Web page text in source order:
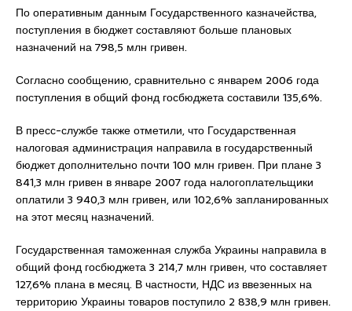
По оперативным данным Государственного казначейства,
поступления в бюджет составляют больше плановых
назначений на 798,5 млн гривен.
Согласно сообщению, сравнительно с январем 2006 года
поступления в общий фонд госбюджета составили 135,6%.
В пресс-службе также отметили, что Государственная
налоговая администрация направила в государственный
бюджет дополнительно почти 100 млн гривен. При плане 3
841,3 млн гривен в январе 2007 года налогоплательщики
оплатили 3 940,3 млн гривен, или 102,6% запланированных
на этот месяц назначений.
Государственная таможенная служба Украины направила в
общий фонд госбюджета 3 214,7 млн гривен, что составляет
127,6% плана в месяц. В частности, НДС из ввезенных на
территорию Украины товаров поступило 2 838,9 млн гривен.